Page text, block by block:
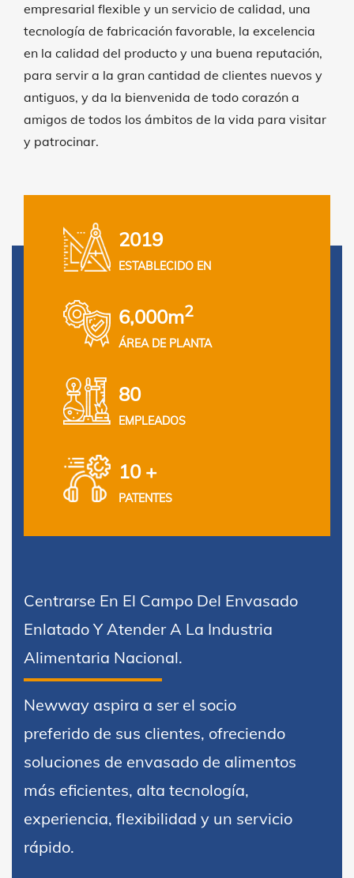
empresarial flexible y un servicio de calidad, una
tecnología de fabricación favorable, la excelencia
en la calidad del producto y una buena reputación,
para servir a la gran cantidad de clientes nuevos y
antiguos, y da la bienvenida de todo corazón a
amigos de todos los ámbitos de la vida para visitar
y patrocinar.
2019
ESTABLECIDO EN
6,000m2
ÁREA DE PLANTA
80
EMPLEADOS
10 +
PATENTES
Centrarse En El Campo Del Envasado
Enlatado Y Atender A La Industria
Alimentaria Nacional.
Newway aspira a ser el socio
preferido de sus clientes, ofreciendo
soluciones de envasado de alimentos
más eficientes, alta tecnología,
experiencia, flexibilidad y un servicio
rápido.